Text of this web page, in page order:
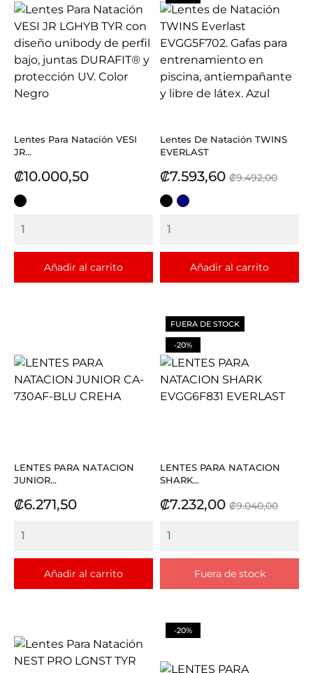
Lentes Para Natación VESI
JR...
Precio
₡10.000,50
NEGRO
Añadir al carrito
Lentes De Natación TWINS
EVERLAST
Precio
₡7.593,60 Precio
₡9.492,00
NEGRO
AZUL
Añadir al carrito
LENTES PARA NATACION
JUNIOR...
Precio
₡6.271,50
Añadir al carrito
LENTES PARA NATACION
SHARK...
Precio
₡7.232,00 Precio
₡9.040,00
Fuera de stock
FUERA DE STOCK
-20%
-20%